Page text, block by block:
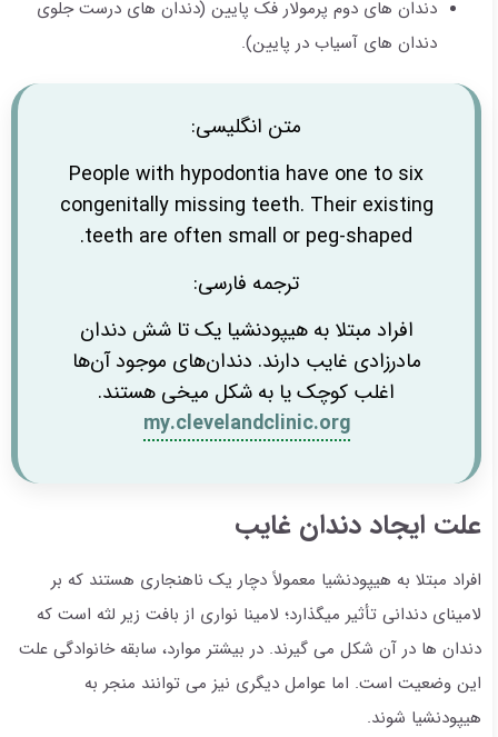
دندان های دوم پرمولار فک پایین (دندان های درست جلوی
دندان های آسیاب در پایین).
متن انگلیسی:
People with hypodontia have one to six
congenitally missing teeth. Their existing
teeth are often small or peg-shaped.
ترجمه فارسی:
افراد مبتلا به هیپودنشیا یک تا شش دندان
مادرزادی غایب دارند. دندان‌های موجود آن‌ها
اغلب کوچک یا به شکل میخی هستند.
my.clevelandclinic.org
علت ایجاد دندان غایب
افراد مبتلا به هیپودنشیا معمولاً دچار یک ناهنجاری هستند که بر
لامینای دندانی تأثیر میگذارد؛ لامینا نواری از بافت زیر لثه است که
دندان ها در آن شکل می گیرند. در بیشتر موارد، سابقه خانوادگی علت
این وضعیت است. اما عوامل دیگری نیز می توانند منجر به
هیپودنشیا شوند.